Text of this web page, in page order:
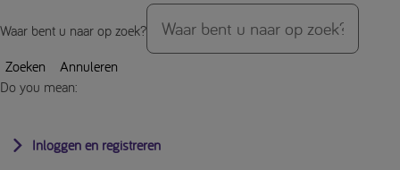
Waar bent u naar op zoek?
Zoeken
Annuleren
Do you mean:
Inloggen en registreren